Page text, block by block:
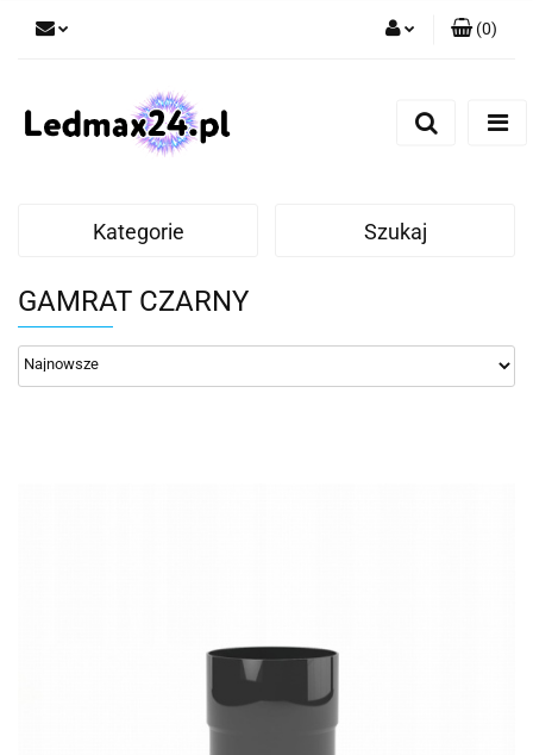
(0)
Kategorie Szukaj
GAMRAT CZARNY